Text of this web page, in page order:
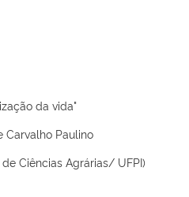
da vida"
Carvalho Paulino
Ciências Agrárias/ UFPI)